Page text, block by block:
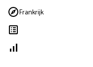
Frankrijk